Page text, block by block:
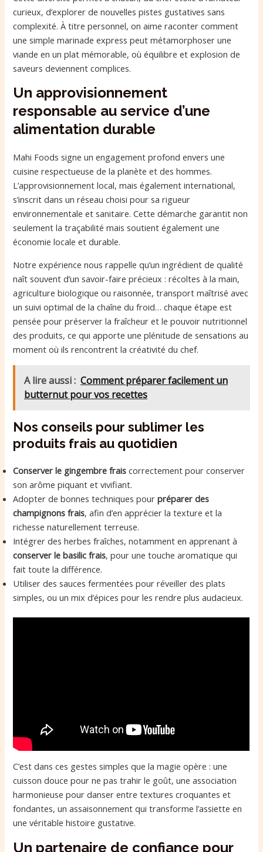
curieux, d’explorer de nouvelles pistes gustatives sans
complexité. À titre personnel, on aime raconter comment
une simple marinade express peut métamorphoser une
viande en un plat mémorable, où équilibre et explosion de
saveurs deviennent complices.
Un approvisionnement
responsable au service d’une
alimentation durable
Mahi Foods signe un engagement profond envers une
cuisine respectueuse de la planète et des hommes.
L’approvisionnement local, mais également international,
s’inscrit dans un réseau choisi pour sa rigueur
environnementale et sanitaire. Cette démarche garantit non
seulement la traçabilité mais soutient également une
économie locale et durable.
Notre expérience nous rappelle qu’un ingrédient de qualité
naît souvent d’un savoir-faire précieux : récoltes à la main,
agriculture biologique ou raisonnée, transport maîtrisé avec
un suivi optimal de la chaîne du froid… chaque étape est
pensée pour préserver la fraîcheur et le pouvoir nutritionnel
des produits, ce qui apporte une plénitude de sensations au
moment où ils rencontrent la créativité du chef.
A lire aussi : Comment préparer facilement un
butternut pour vos recettes
Nos conseils pour sublimer les
produits frais au quotidien
Conserver le gingembre frais correctement pour conserver
son arôme piquant et vivifiant.
Adopter de bonnes techniques pourpréparer des
champignons frais, afin d’en apprécier la texture et la
richesse naturellement terreuse.
Intégrer des herbes fraîches, notamment en apprenant à
conserver le basilic frais, pour une touche aromatique qui
fait toute la différence.
Utiliser des sauces fermentées pour réveiller des plats
simples, ou un mix d’épices pour les rendre plus audacieux.
C’est dans ces gestes simples que la magie opère : une
cuisson douce pour ne pas trahir le goût, une association
harmonieuse pour danser entre textures croquantes et
fondantes, un assaisonnement qui transforme l’assiette en
une véritable histoire gustative.
Un partenaire de confiance pour